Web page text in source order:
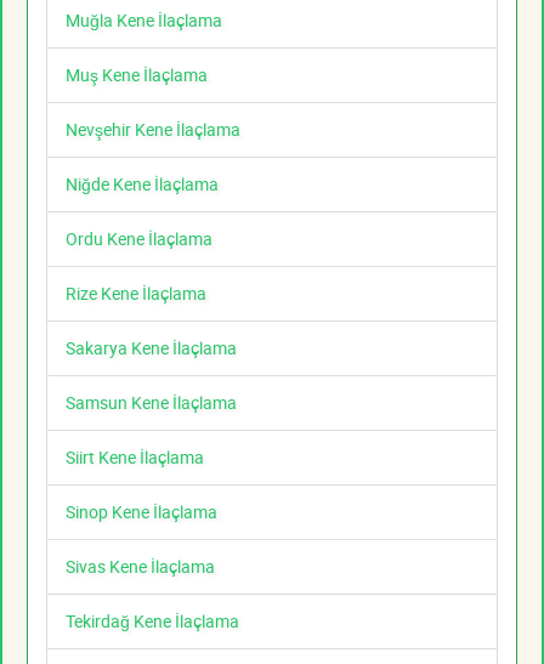
Muğla Kene İlaçlama
Muş Kene İlaçlama
Nevşehir Kene İlaçlama
Niğde Kene İlaçlama
Ordu Kene İlaçlama
Rize Kene İlaçlama
Sakarya Kene İlaçlama
Samsun Kene İlaçlama
Siirt Kene İlaçlama
Sinop Kene İlaçlama
Sivas Kene İlaçlama
Tekirdağ Kene İlaçlama